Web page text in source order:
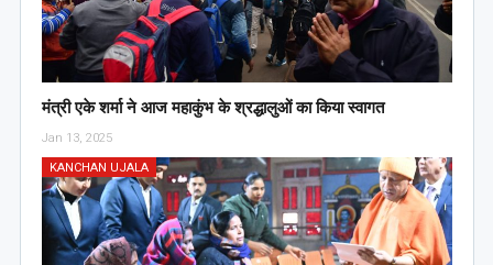
मंत्री एके शर्मा ने आज महाकुंभ के श्रद्धालुओं का किया स्वागत
Jan 13, 2025
KANCHAN UJALA